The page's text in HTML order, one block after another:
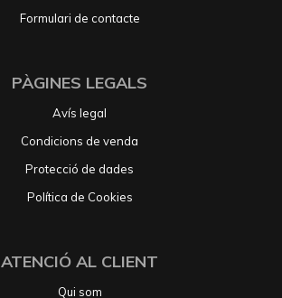
Formulari de contacte
PÀGINES LEGALS
Avís legal
Condicions de venda
Protecció de dades
Política de Cookies
ATENCIÓ AL CLIENT
Qui som